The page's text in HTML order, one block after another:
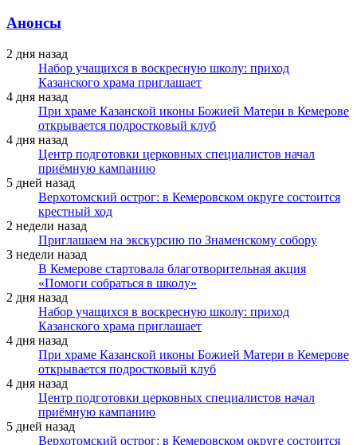
Анонсы
2 дня назад
Набор учащихся в воскресную школу: приход
Казанского храма приглашает
4 дня назад
При храме Казанской иконы Божией Матери в Кемерове
открывается подростковый клуб
4 дня назад
Центр подготовки церковных специалистов начал
приёмную кампанию
5 дней назад
Верхотомский острог: в Кемеровском округе состоится
крестный ход
2 недели назад
Приглашаем на экскурсию по Знаменскому собору
3 недели назад
В Кемерове стартовала благотворительная акция
«Помоги собраться в школу»
2 дня назад
Набор учащихся в воскресную школу: приход
Казанского храма приглашает
4 дня назад
При храме Казанской иконы Божией Матери в Кемерове
открывается подростковый клуб
4 дня назад
Центр подготовки церковных специалистов начал
приёмную кампанию
5 дней назад
Верхотомский острог: в Кемеровском округе состоится